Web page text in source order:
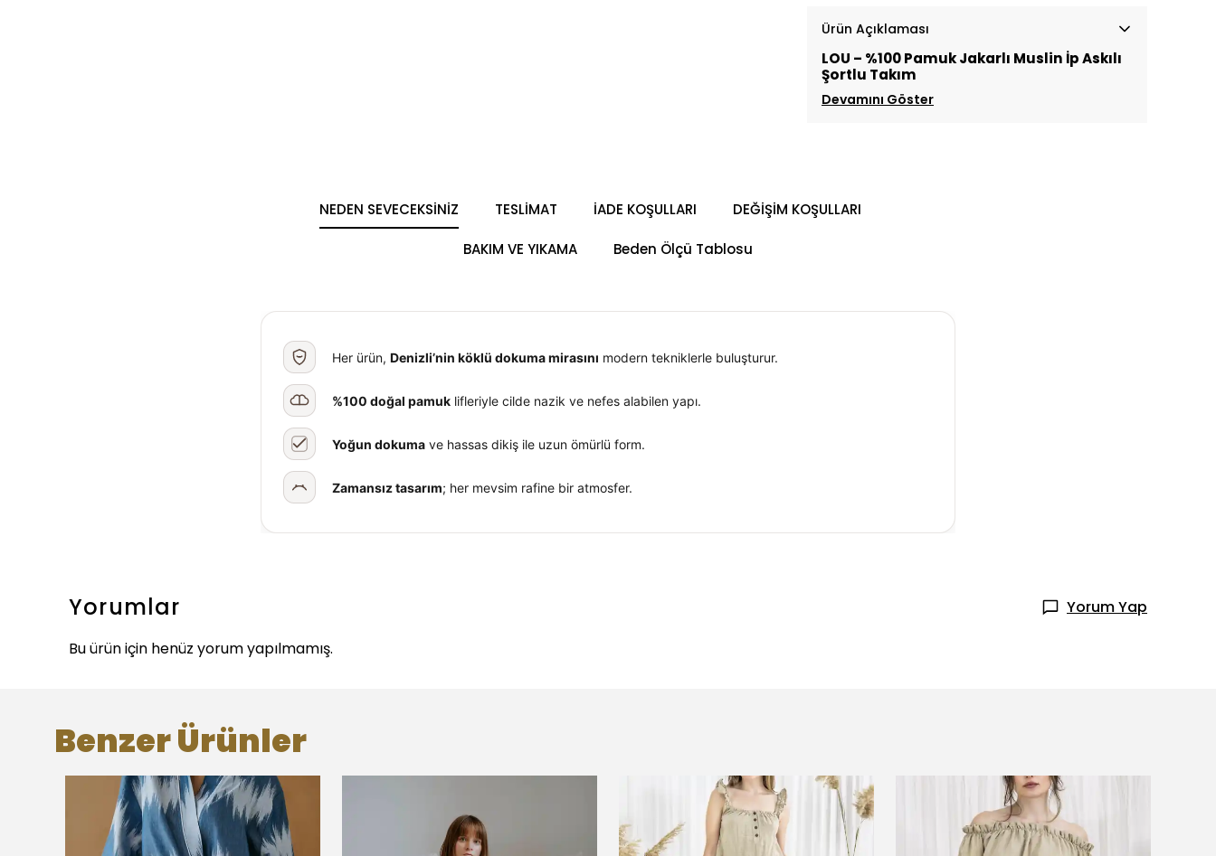
Ürün Açıklaması
LOU – %100 Pamuk Jakarlı Muslin İp Askılı
Şortlu Takım
Devamını Göster
NEDEN SEVECEKSİNİZ TESLİMAT İADE KOŞULLARI DEĞİŞİM KOŞULLARI
BAKIM VE YIKAMA Beden Ölçü Tablosu
Her ürün, Denizli’nin köklü dokuma mirasını modern tekniklerle buluşturur.
%100 doğal pamuk lifleriyle cilde nazik ve nefes alabilen yapı.
Yoğun dokuma ve hassas dikiş ile uzun ömürlü form.
Zamansız tasarım; her mevsim rafine bir atmosfer.
Yorumlar
Yorum Yap
Bu ürün için henüz yorum yapılmamış.
Benzer Ürünler